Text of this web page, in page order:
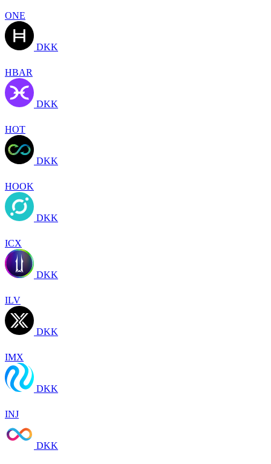
ONE
DKK
HBAR
DKK
HOT
DKK
HOOK
DKK
ICX
DKK
ILV
DKK
IMX
DKK
INJ
DKK